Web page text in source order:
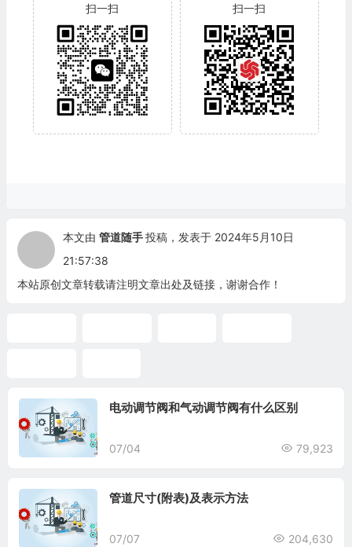
扫一扫
扫一扫
本文由 管道随手 投稿，发表于 2024年5月10日
21:57:38
本站原创文章转载请注明文章出处及链接，谢谢合作！
电动调节阀和气动调节阀有什么区别
07/04 79,923
管道尺寸(附表)及表示方法
07/07 204,630